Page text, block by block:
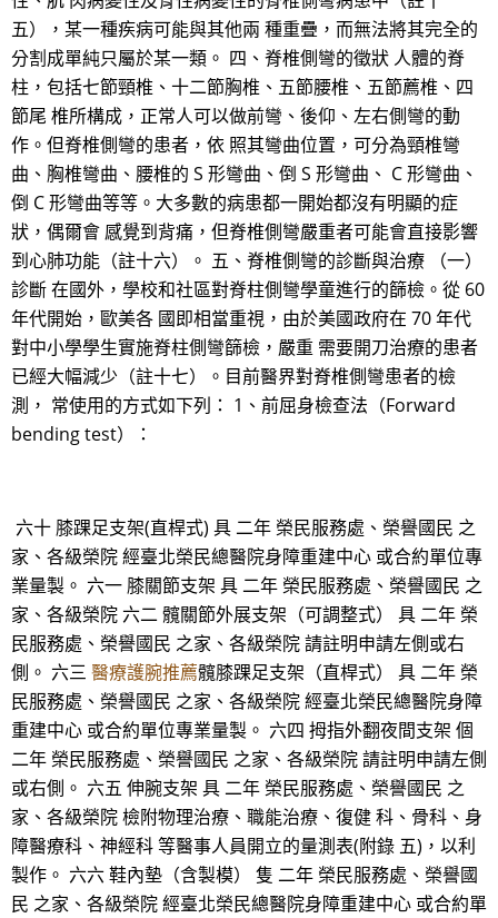
五），某一種疾病可能與其他兩 種重疊，而無法將其完全的
分割成單純只屬於某一類。 四、脊椎側彎的徵狀 人體的脊
柱，包括七節頸椎、十二節胸椎、五節腰椎、五節薦椎、四
節尾 椎所構成，正常人可以做前彎、後仰、左右側彎的動
作。但脊椎側彎的患者，依 照其彎曲位置，可分為頸椎彎
曲、胸椎彎曲、腰椎的 S 形彎曲、倒 S 形彎曲、 C 形彎曲、
倒 C 形彎曲等等。大多數的病患都一開始都沒有明顯的症
狀，偶爾會 感覺到背痛，但脊椎側彎嚴重者可能會直接影響
到心肺功能（註十六）。 五、脊椎側彎的診斷與治療 （一）
診斷 在國外，學校和社區對脊柱側彎學童進行的篩檢。從 60
年代開始，歐美各 國即相當重視，由於美國政府在 70 年代
對中小學學生實施脊柱側彎篩檢，嚴重 需要開刀治療的患者
已經大幅減少（註十七）。目前醫界對脊椎側彎患者的檢
測， 常使用的方式如下列： 1、前屈身檢查法（Forward
bending test）：
六十 膝踝足支架(直桿式) 具 二年 榮民服務處、榮譽國民 之
家、各級榮院 經臺北榮民總醫院身障重建中心 或合約單位專
業量製。 六一 膝關節支架 具 二年 榮民服務處、榮譽國民 之
家、各級榮院 六二 髖關節外展支架（可調整式） 具 二年 榮
民服務處、榮譽國民 之家、各級榮院 請註明申請左側或右
側。 六三 醫療護腕推薦髖膝踝足支架（直桿式） 具 二年 榮
民服務處、榮譽國民 之家、各級榮院 經臺北榮民總醫院身障
重建中心 或合約單位專業量製。 六四 拇指外翻夜間支架 個
二年 榮民服務處、榮譽國民 之家、各級榮院 請註明申請左側
或右側。 六五 伸腕支架 具 二年 榮民服務處、榮譽國民 之
家、各級榮院 檢附物理治療、職能治療、復健 科、骨科、身
障醫療科、神經科 等醫事人員開立的量測表(附錄 五)，以利
製作。 六六 鞋內墊（含製模） 隻 二年 榮民服務處、榮譽國
民 之家、各級榮院 經臺北榮民總醫院身障重建中心 或合約單